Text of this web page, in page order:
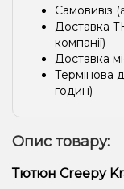
Самовивіз (
Доставка
компанії)
Доставка
Термінова
годин)
Опис товару:
Тютюн Creepy